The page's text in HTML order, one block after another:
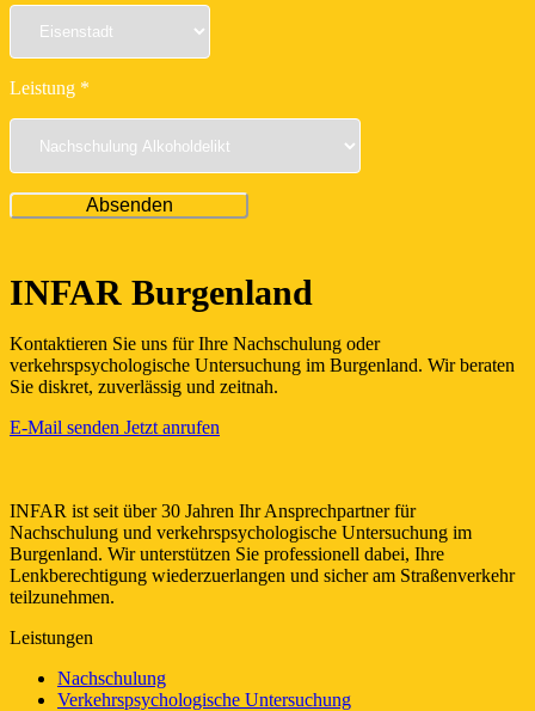
Leistung *
INFAR Burgenland
Kontaktieren Sie uns für Ihre Nachschulung oder
verkehrspsychologische Untersuchung im Burgenland. Wir beraten
Sie diskret, zuverlässig und zeitnah.
E-Mail senden Jetzt anrufen
INFAR ist seit über 30 Jahren Ihr Ansprechpartner für
Nachschulung und verkehrspsychologische Untersuchung im
Burgenland. Wir unterstützen Sie professionell dabei, Ihre
Lenkberechtigung wiederzuerlangen und sicher am Straßenverkehr
teilzunehmen.
Leistungen
Nachschulung
Verkehrspsychologische Untersuchung